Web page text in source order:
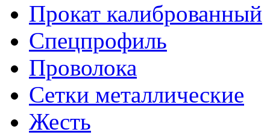
Прокат калиброванный
Спецпрофиль
Проволока
Сетки металлические
Жесть